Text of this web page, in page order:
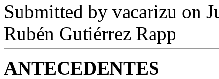
Submitted by vacarizu on
Rubén Gutiérrez Rapp
ANTECEDENTES